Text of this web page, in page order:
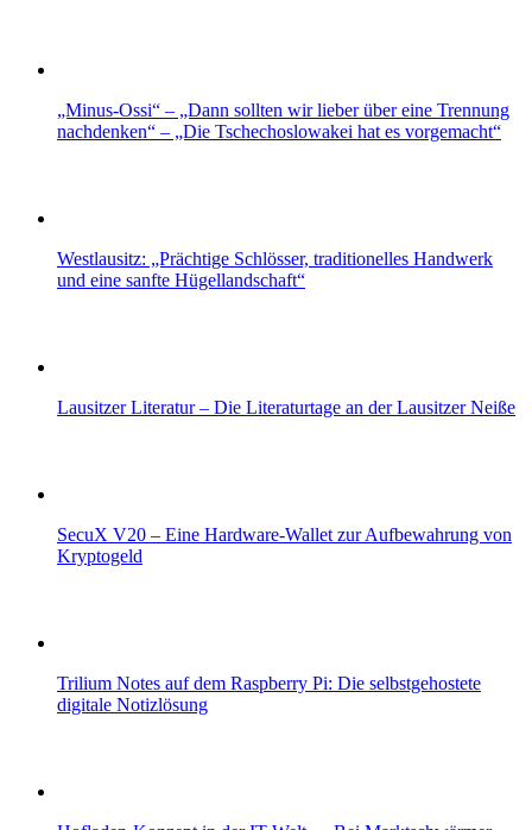
„Minus-Ossi“ – „Dann sollten wir lieber über eine Trennung
nachdenken“ – „Die Tschechoslowakei hat es vorgemacht“
Westlausitz: „Prächtige Schlösser, traditionelles Handwerk
und eine sanfte Hügellandschaft“
Lausitzer Literatur – Die Literaturtage an der Lausitzer Neiße
SecuX V20 – Eine Hardware-Wallet zur Aufbewahrung von
Kryptogeld
Trilium Notes auf dem Raspberry Pi: Die selbstgehostete
digitale Notizlösung